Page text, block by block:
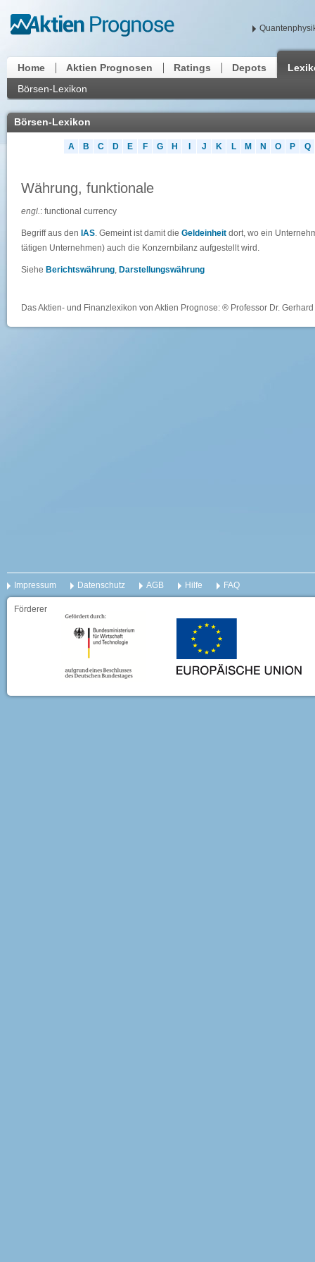
Home Aktien Prognosen Ratings Depots
Börsen-Lexikon
Börsen-Lexikon
A B C D E F G H J K L M N O P Q
Währung, funktionale
engl.: functional currency
Begriff aus den IAS. Gemeint ist damit die Geldeinheit dort, wo ein
tätigen Unternehmen) auch die Konzernbilanz aufgestellt wird.
Siehe Berichtswährung, Darstellungswährung
Das Aktien- und Finanzlexikon von Aktien Prognose: ® Professor Dr.
Impressum Datenschutz AGB Hilfe FAQ
Förderer